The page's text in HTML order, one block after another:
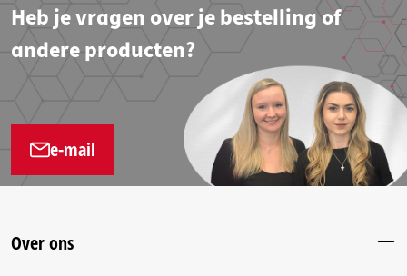
Heb je vragen over je bestelling of
andere producten?
e-mail
Over ons